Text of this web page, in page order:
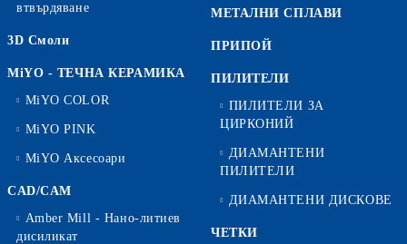
втвърдяване
3D Смоли
MiYO - ТЕЧНА КЕРАМИКА
MiYO COLOR
MiYO PINK
MiYO Аксесоари
CAD/CAM
Amber Mill - Нано-литиев
дисиликат
МЕТАЛНИ СПЛАВИ
ПРИПОЙ
ПИЛИТЕЛИ
ПИЛИТЕЛИ ЗА
ЦИРКОНИЙ
ДИАМАНТЕНИ
ПИЛИТЕЛИ
ДИАМАНТЕНИ ДИСКОВЕ
ЧЕТКИ